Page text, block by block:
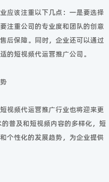
应该注重以下几点：一是要选择
注重公司的专业度和团队的创意
后保障。同时，企业还可以通过
的短视频代运营推广公司。
视频代运营推广行业也将迎来更
普及和短视频内容的多样化，短
个性化的发展趋势，为企业提供